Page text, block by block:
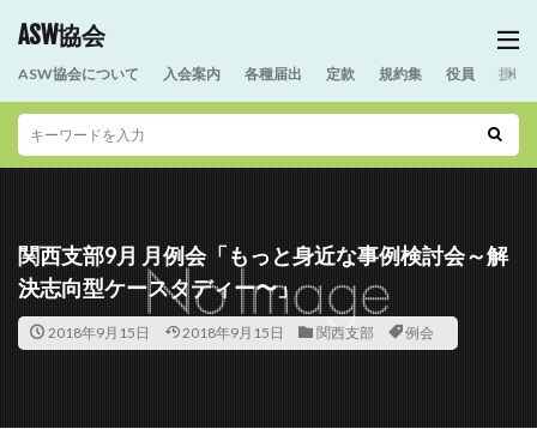
ASW協会
ASW協会について 入会案内 各種届出 定款 規約集 役員 援助
関西支部9月 月例会「もっと身近な事例検討会～解
決志向型ケースタディー〜」
2018年9月15日 2018年9月15日 関西支部 例会